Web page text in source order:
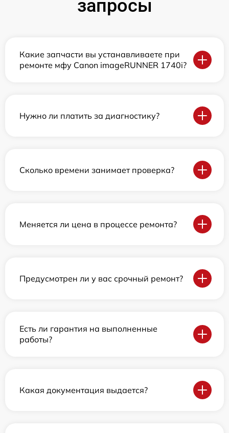
запросы
Какие запчасти вы устанавливаете при
ремонте мфу Canon imageRUNNER 1740i?
Нужно ли платить за диагностику?
Сколько времени занимает проверка?
Меняется ли цена в процессе ремонта?
Предусмотрен ли у вас срочный ремонт?
Есть ли гарантия на выполненные
работы?
Какая документация выдается?